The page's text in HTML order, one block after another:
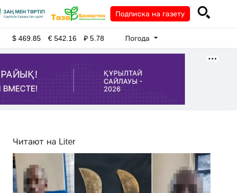
Подписка на газету
$469.85 €542.16 ₽5.78 Погода
Читают на Liter